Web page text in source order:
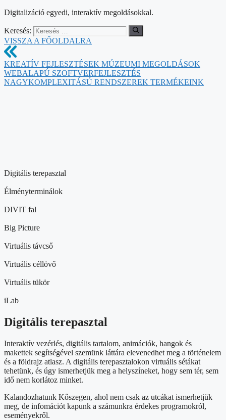
Digitalizáció egyedi, interaktív megoldásokkal.
Keresés:
VISSZA A FŐOLDALRA
KREATÍV FEJLESZTÉSEK MÚZEUMI MEGOLDÁSOK
WEBALAPÚ SZOFTVERFEJLESZTÉS
NAGYKOMPLEXITÁSÚ RENDSZEREK TERMÉKEINK
Digitális terepasztal
Élményterminálok
DIVIT fal
Big Picture
Virtuális távcső
Virtuális céllövő
Virtuális tükör
iLab
Digitális terepasztal
Interaktív vezérlés, digitális tartalom, animációk, hangok és
makettek segítségével szemünk láttára elevenedhet meg a történelem
és a földrajz atlasz. A digitális terepasztalokon virtuális sétákat
tehetünk, és úgy ismerhetjük meg a helyszíneket, hogy sem tér, sem
idő nem korlátoz minket.
Kalandozhatunk Kőszegen, ahol nem csak az utcákat ismerhetjük
meg, de infomációt kapunk a számunkra érdekes programokról,
eseményekről.